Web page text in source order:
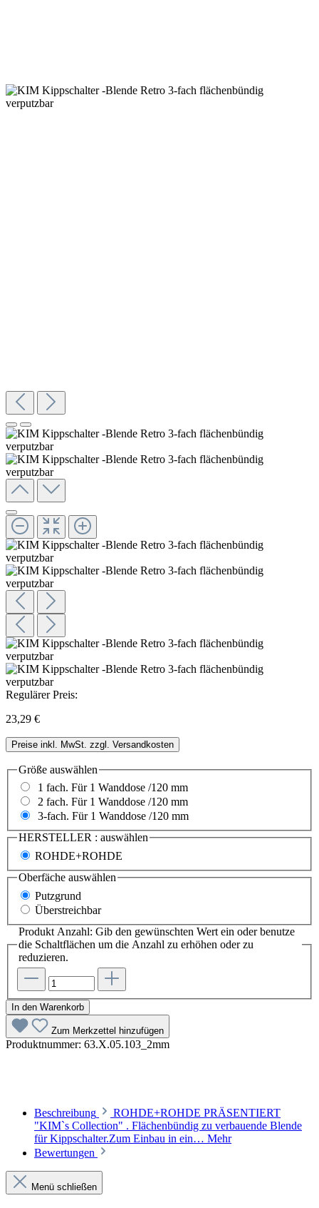
Regulärer Preis:
23,29 €
Preise inkl. MwSt. zzgl. Versandkosten
Größe auswählen
1 fach. Für 1 Wanddose /120 mm
2 fach. Für 1 Wanddose /120 mm
3-fach. Für 1 Wanddose /120 mm
HERSTELLER : auswählen
ROHDE+ROHDE
Oberfäche auswählen
Putzgrund
Überstreichbar
Produkt Anzahl: Gib den gewünschten Wert ein oder benutze
die Schaltflächen um die Anzahl zu erhöhen oder zu
reduzieren.
In den Warenkorb
Zum Merkzettel hinzufügen
Produktnummer: 63.X.05.103_2mm
Beschreibung
ROHDE+ROHDE PRÄSENTIERT
"KIM`s Collection" . Flächenbündig zu verbauende Blende
für Kippschalter.Zum Einbau in ein… Mehr
Bewertungen
Menü schließen